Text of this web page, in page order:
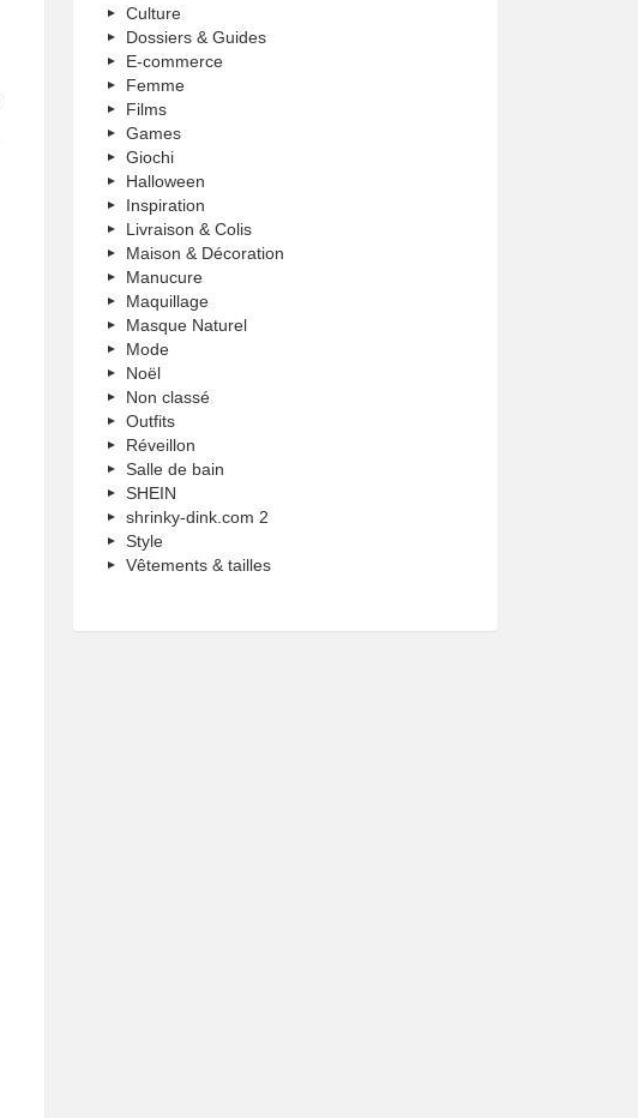
Culture
Dossiers & Guides
E-commerce
Femme
Films
Games
Giochi
Halloween
Inspiration
Livraison & Colis
Maison & Décoration
Manucure
Maquillage
Masque Naturel
Mode
Noël
Non classé
Outfits
Réveillon
Salle de bain
SHEIN
shrinky-dink.com 2
Style
Vêtements & tailles